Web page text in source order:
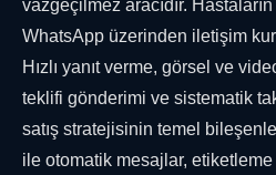
vazgeçilmez aracıdır.
WhatsApp üzerinden iletişim
Hızlı yanıt verme, görsel ve
teklifi gönderimi ve sistematik
satış stratejisinin temel
ile otomatik mesajlar,